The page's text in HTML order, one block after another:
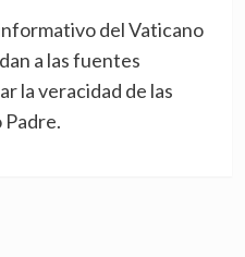
del Vaticano
a las fuentes
la veracidad de las
Padre.